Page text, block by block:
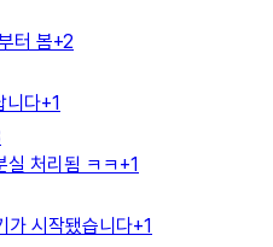
터 봄+2
니다+1
처리됨 ㅋㅋ+1
가 시작됐습니다+1